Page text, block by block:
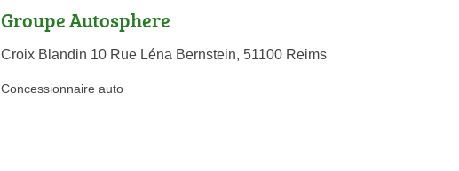
Groupe Autosphere
Croix Blandin 10 Rue Léna Bernstein, 51100 Reims
Concessionnaire auto